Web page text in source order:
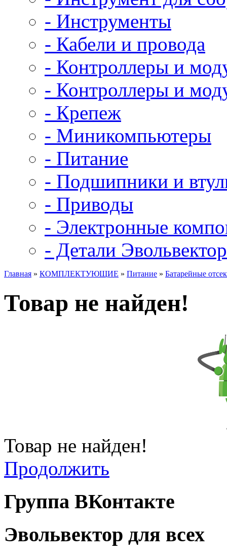
- Инструменты
- Кабели и провода
- Контроллеры и
- Контроллеры и
- Крепеж
- Миникомпьютеры
- Питание
- Подшипники и
- Приводы
- Электронные
- Детали Эвольвектор
Главная » КОМПЛЕКТУЮЩИЕ » Питание » Батарейные
Товар не найден!
Товар не найден!
Продолжить
Группа ВКонтакте
Эвольвектор для всех